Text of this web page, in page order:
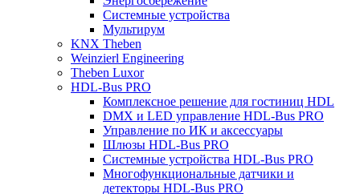
Системные устройства
Мультирум
KNX Theben
Weinzierl Engineering
Theben Luxor
HDL-Bus PRO
Комплексное решение для гостиниц HDL
DMX и LED управление HDL-Bus PRO
Управление по ИК и аксессуары
Шлюзы HDL-Bus PRO
Системные устройства HDL-Bus PRO
Многофункциональные датчики и
детекторы HDL-Bus PRO